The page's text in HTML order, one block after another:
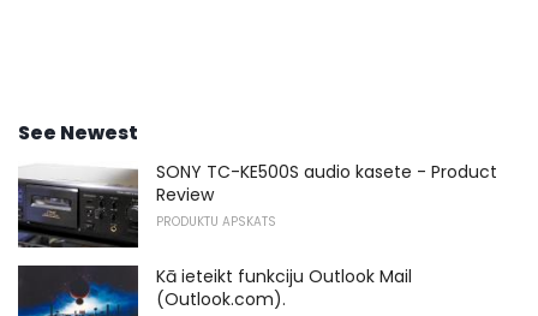
See Newest
SONY TC-KE500S audio kasete - Product
Review
PRODUKTU APSKATS
Kā ieteikt funkciju Outlook Mail
(Outlook.com).